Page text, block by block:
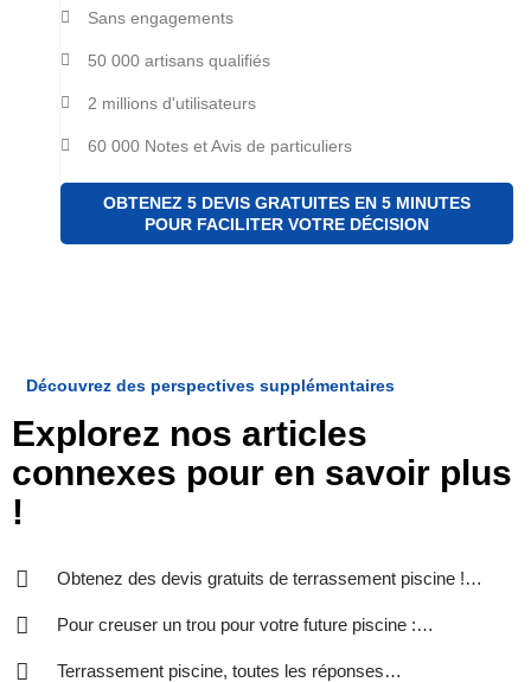
Sans engagements
50 000 artisans qualifiés
2 millions d'utilisateurs
60 000 Notes et Avis de particuliers
OBTENEZ 5 DEVIS GRATUITES EN 5 MINUTES
POUR FACILITER VOTRE DÉCISION
Découvrez des perspectives supplémentaires
Explorez nos articles
connexes pour en savoir plus
!
Obtenez des devis gratuits de terrassement piscine !
Pour creuser un trou pour votre future piscine :
Terrassement piscine, toutes les réponses…